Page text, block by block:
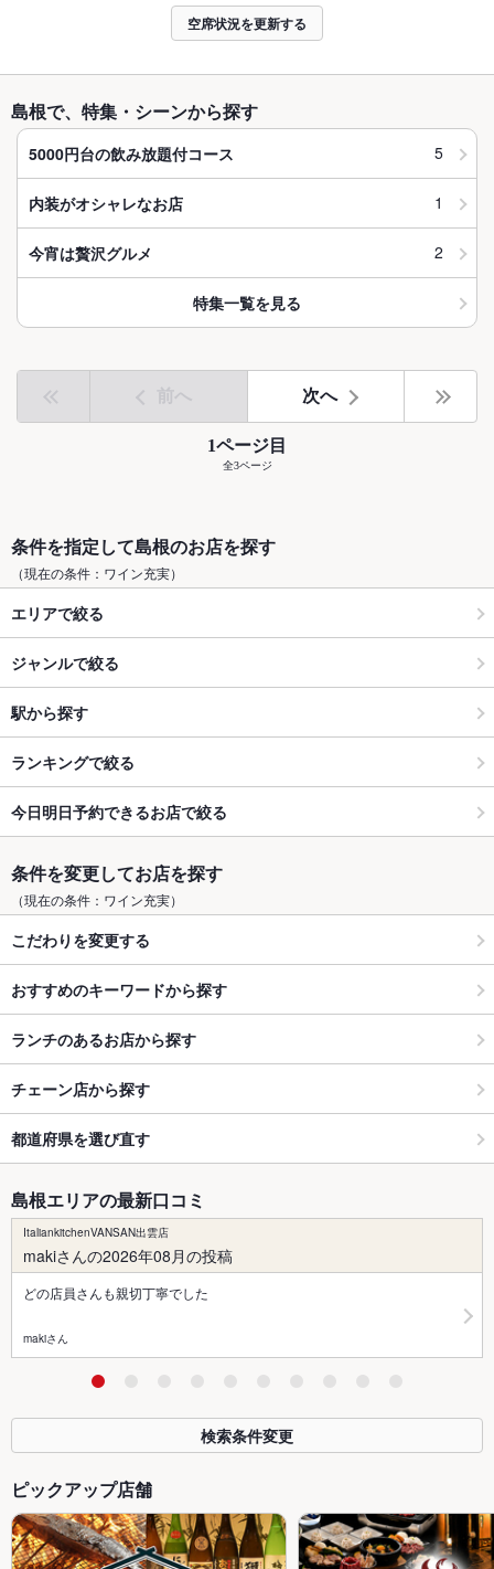
空席状況を更新する
島根で、特集・シーンから探す
5000円台の飲み放題付コース 5
内装がオシャレなお店 1
今宵は贅沢グルメ 2
特集一覧を見る
前へ 次へ
1ページ目
全3ページ
条件を指定して島根のお店を探す
（現在の条件：ワイン充実）
エリアで絞る
ジャンルで絞る
駅から探す
ランキングで絞る
今日明日予約できるお店で絞る
条件を変更してお店を探す
（現在の条件：ワイン充実）
こだわりを変更する
おすすめのキーワードから探す
ランチのあるお店から探す
チェーン店から探す
都道府県を選び直す
島根エリアの最新口コミ
ItaliankitchenVANSAN出雲店
makiさんの2026年08月の投稿
どの店員さんも親切丁寧でした
makiさん
検索条件変更
ピックアップ店舗